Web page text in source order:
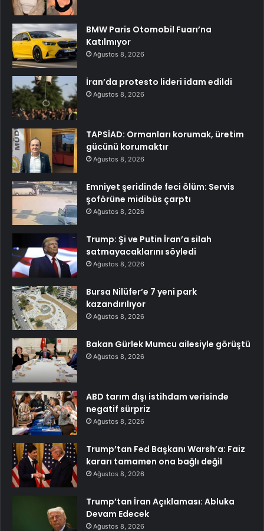
BMW Paris Otomobil Fuarı’na
Katılmıyor
Ağustos 8, 2026
İran’da protesto lideri idam edildi
Ağustos 8, 2026
TAPSİAD: Ormanları korumak, üretim
gücünü korumaktır
Ağustos 8, 2026
Emniyet şeridinde feci ölüm: Servis
şoförüne midibüs çarptı
Ağustos 8, 2026
Trump: Şi ve Putin İran’a silah
satmayacaklarını söyledi
Ağustos 8, 2026
Bursa Nilüfer’e 7 yeni park
kazandırılıyor
Ağustos 8, 2026
Bakan Gürlek Mumcu ailesiyle görüştü
Ağustos 8, 2026
ABD tarım dışı istihdam verisinde
negatif sürpriz
Ağustos 8, 2026
Trump’tan Fed Başkanı Warsh’a: Faiz
kararı tamamen ona bağlı değil
Ağustos 8, 2026
Trump’tan İran Açıklaması: Abluka
Devam Edecek
Ağustos 8, 2026